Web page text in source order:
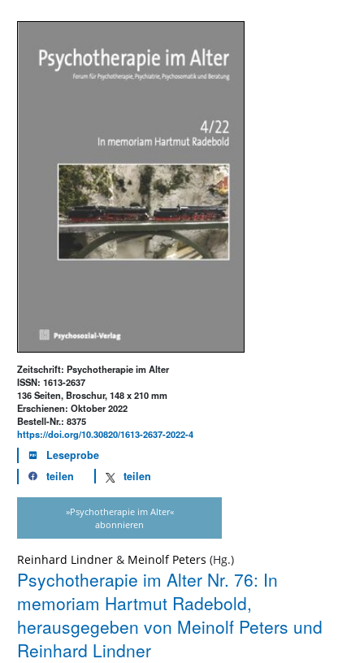
Zeitschrift: Psychotherapie im Alter
ISSN: 1613-2637
136 Seiten, Broschur, 148 x 210 mm
Erschienen: Oktober 2022
Bestell-Nr.: 8375
https://doi.org/10.30820/1613-2637-2022-4
Leseprobe
teilen
teilen
»Psychotherapie im Alter«
abonnieren
Reinhard Lindner & Meinolf Peters
Psychotherapie im Alter Nr. 76: In
memoriam Hartmut Radebold,
herausgegeben von Meinolf Peters und
Reinhard Lindner